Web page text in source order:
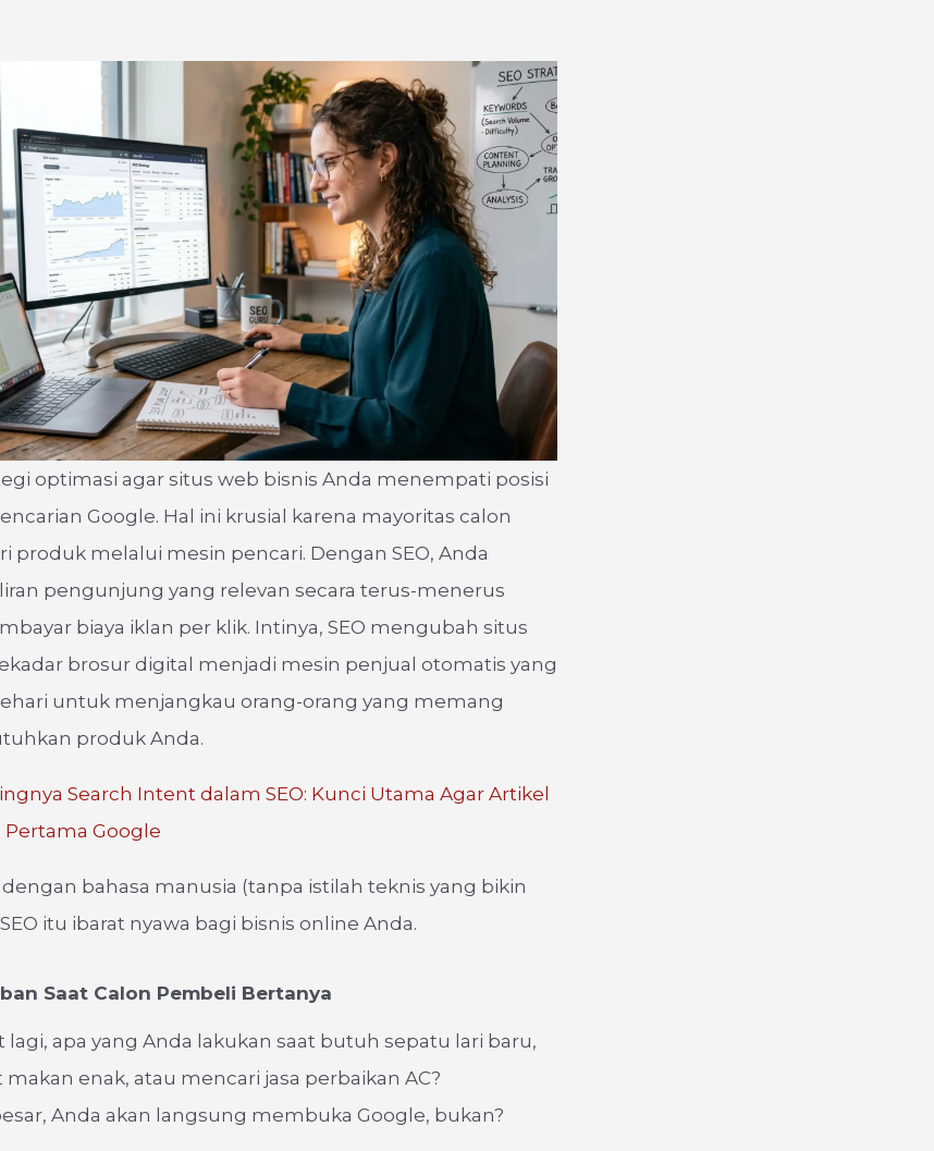
optimasi agar situs web bisnis Anda menempati posisi
Google. Hal ini krusial karena mayoritas calon
produk melalui mesin pencari. Dengan SEO, Anda
pengunjung yang relevan secara terus-menerus
biaya iklan per klik. Intinya, SEO mengubah situs
brosur digital menjadi mesin penjual otomatis yang
untuk menjangkau orang-orang yang memang
produk Anda.
Search Intent dalam SEO: Kunci Utama Agar Artikel
Google
bahasa manusia (tanpa istilah teknis yang bikin
itu ibarat nyawa bagi bisnis online Anda.
Saat Calon Pembeli Bertanya
lagi, apa yang Anda lakukan saat butuh sepatu lari baru,
enak, atau mencari jasa perbaikan AC?
Anda akan langsung membuka Google, bukan?